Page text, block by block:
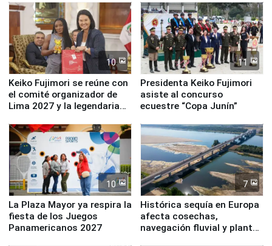
10
Keiko Fujimori se reúne con
el comité organizador de
Lima 2027 y la legendaria
11
Presidenta Keiko Fujimori
asiste al concurso
ecuestre “Copa Junín”
10
La Plaza Mayor ya respira la
fiesta de los Juegos
Panamericanos 2027
7
Histórica sequía en Europa
afecta cosechas,
navegación fluvial y plantas